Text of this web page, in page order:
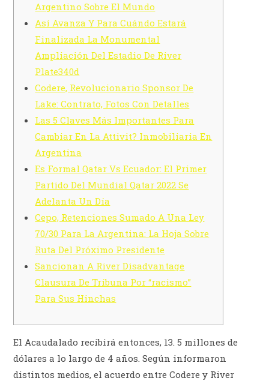
Argentino Sobre El Mundo
Así Avanza Y Para Cuándo Estará
Finalizada La Monumental
Ampliación Del Estadio De River
Plate340d
Codere, Revolucionario Sponsor De
Lake: Contrato, Fotos Con Detalles
Las 5 Claves Más Importantes Para
Cambiar En La Attivit? Inmobiliaria En
Argentina
Es Formal Qatar Vs Ecuador: El Primer
Partido Del Mundial Qatar 2022 Se
Adelanta Un Día
Cepo, Retenciones Sumado A Una Ley
70/30 Para La Argentina: La Hoja Sobre
Ruta Del Próximo Presidente
Sancionan A River Disadvantage
Clausura De Tribuna Por “racismo”
Para Sus Hinchas
El Acaudalado recibirá entonces, 13. 5 millones de
dólares a lo largo de 4 años. Según informaron
distintos medios, el acuerdo entre Codere y River